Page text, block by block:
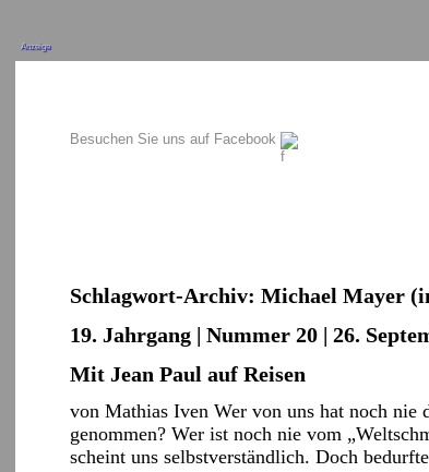
Anzeige
Besuchen Sie uns auf Facebook
Schlagwort-Archiv: Michael Mayer
19. Jahrgang | Nummer 20 | 26.
Mit Jean Paul auf Reisen
von Mathias Iven Wer von uns hat noch nie
genommen? Wer ist noch nie vom
scheint uns selbstverständlich. Doch